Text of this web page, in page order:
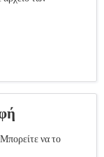
να το